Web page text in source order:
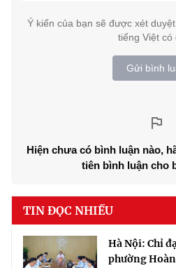
Ý kiến của bạn sẽ được xét
tiếng Việt có
Gửi bình
Hiện chưa có bình luận nào,
tiên bình luận cho
TIN ĐỌC NHIỀU
Hà Nội: Chỉ
phường